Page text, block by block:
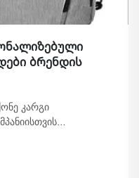
ბრენდის
კარგი
მრავალი